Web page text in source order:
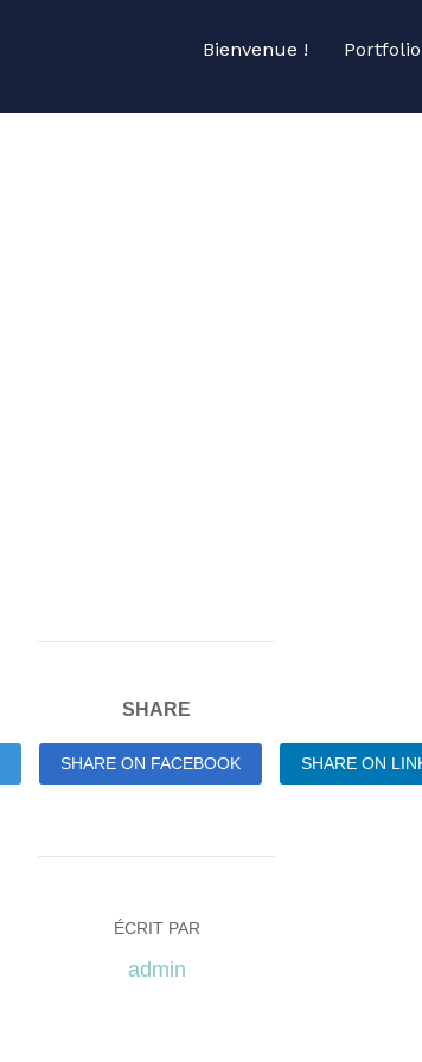
Bienvenue ! Portfolio
SHARE
SHARE ON FACEBOOK SHARE ON
ÉCRIT PAR
admin